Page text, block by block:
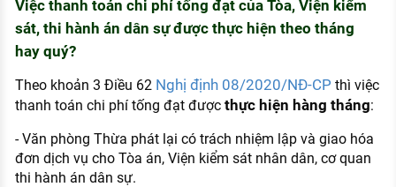
Việc thanh toán chi phí tống đạt của Tòa, Viện kiểm
sát, thi hành án dân sự được thực hiện theo tháng
hay quý?
Theo khoản 3 Điều 62 Nghị định 08/2020/NĐ-CP thì việc
thanh toán chi phí tống đạt đượcthực hiện hàng tháng:
- Văn phòng Thừa phát lại có trách nhiệm lập và giao hóa
đơn dịch vụ cho Tòa án, Viện kiểm sát nhân dân, cơ quan
thi hành án dân sự.